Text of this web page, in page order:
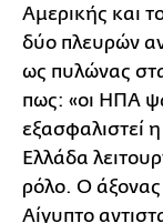
Αμερικής και
δύο πλευρών
ως πυλώνας
πως: «οι ΗΠΑ
εξασφαλιστεί
Ελλάδα
ρόλο. Ο άξονας
Αίγυπτο